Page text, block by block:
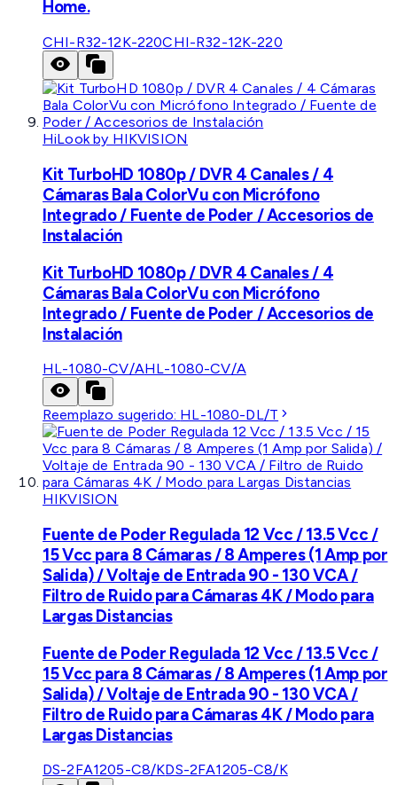
Home.
CHI-R32-12K-220CHI-R32-12K-220
HiLook by HIKVISION
Kit TurboHD 1080p / DVR 4 Canales / 4
Cámaras Bala ColorVu con Micrófono
Integrado / Fuente de Poder / Accesorios de
Instalación
Kit TurboHD 1080p / DVR 4 Canales / 4
Cámaras Bala ColorVu con Micrófono
Integrado / Fuente de Poder / Accesorios de
Instalación
HL-1080-CV/AHL-1080-CV/A
Reemplazo sugerido: HL-1080-DL/T
HIKVISION
Fuente de Poder Regulada 12 Vcc / 13.5 Vcc /
15 Vcc para 8 Cámaras / 8 Amperes (1 Amp por
Salida) / Voltaje de Entrada 90 - 130 VCA /
Filtro de Ruido para Cámaras 4K / Modo para
Largas Distancias
Fuente de Poder Regulada 12 Vcc / 13.5 Vcc /
15 Vcc para 8 Cámaras / 8 Amperes (1 Amp por
Salida) / Voltaje de Entrada 90 - 130 VCA /
Filtro de Ruido para Cámaras 4K / Modo para
Largas Distancias
DS-2FA1205-C8/KDS-2FA1205-C8/K